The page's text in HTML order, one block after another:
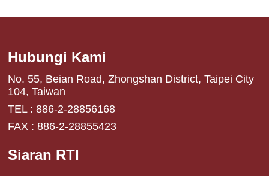
Hubungi Kami
No. 55, Beian Road, Zhongshan District, Taipei City
104, Taiwan
TEL : 886-2-28856168
FAX : 886-2-28855423
Siaran RTI